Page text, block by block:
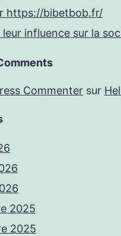
https://bibetbob.fr/
leur influence sur la
Commenter sur
2025
2025